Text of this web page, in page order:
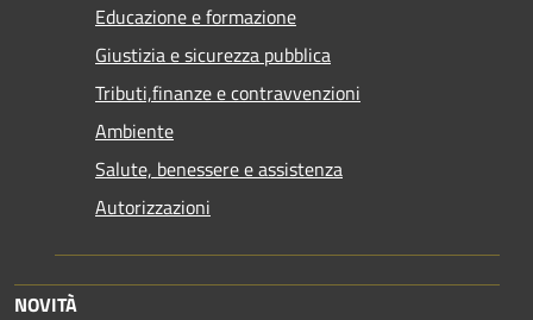
Educazione e formazione
Giustizia e sicurezza pubblica
Tributi,finanze e contravvenzioni
Ambiente
Salute, benessere e assistenza
Autorizzazioni
NOVITÀ